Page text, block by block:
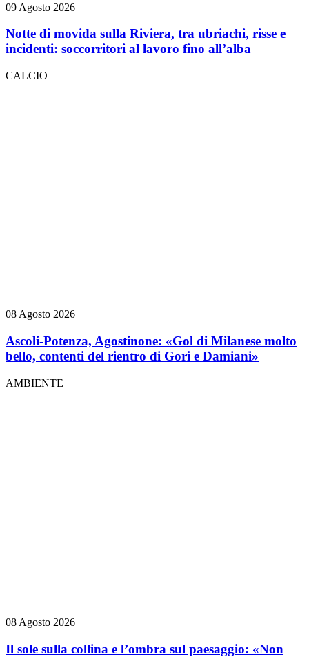
09 Agosto 2026
Notte di movida sulla Riviera, tra ubriachi, risse e
incidenti: soccorritori al lavoro fino all’alba
CALCIO
08 Agosto 2026
Ascoli-Potenza, Agostinone: «Gol di Milanese molto
bello, contenti del rientro di Gori e Damiani»
AMBIENTE
08 Agosto 2026
Il sole sulla collina e l’ombra sul paesaggio: «Non